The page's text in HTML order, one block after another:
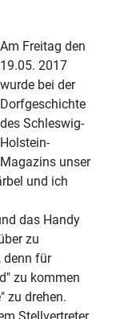
Am Freitag den
19.05. 2017
wurde bei der
Dorfgeschichte
des Schleswig-
Holstein-
Magazins unser
und ich
das Handy
zu
denn für
zu kommen
zu drehen.
Stellvertreter